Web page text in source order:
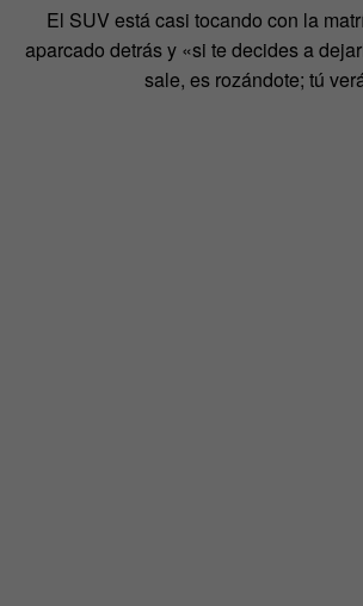
El SUV está casi tocando con la
aparcado detrás y «si te decides a
sale, es rozándote; tú